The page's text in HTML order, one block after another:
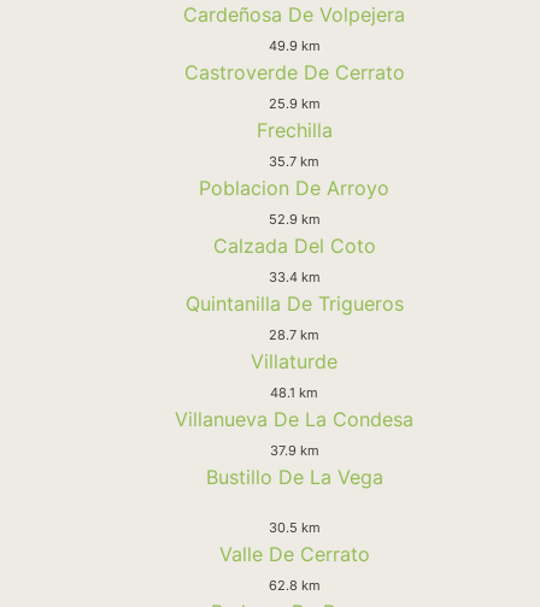
Cardeñosa De Volpejera
49.9 km
Castroverde De Cerrato
25.9 km
Frechilla
35.7 km
Poblacion De Arroyo
52.9 km
Calzada Del Coto
33.4 km
Quintanilla De Trigueros
28.7 km
Villaturde
48.1 km
Villanueva De La Condesa
37.9 km
Bustillo De La Vega
30.5 km
Valle De Cerrato
62.8 km